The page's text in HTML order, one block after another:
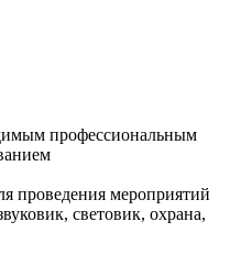
профессиональным
проведения мероприятий
световик, охрана,